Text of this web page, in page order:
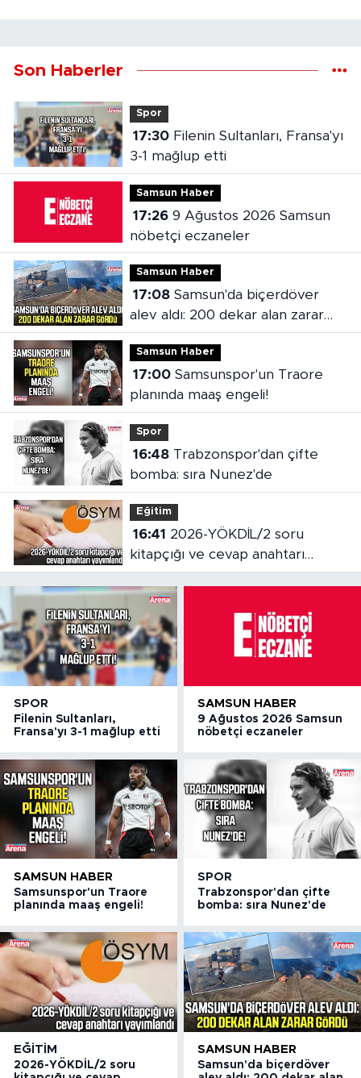
Son Haberler
Spor
17:30Filenin Sultanları, Fransa'yı
3-1 mağlup etti
Samsun Haber
17:269 Ağustos 2026 Samsun
nöbetçi eczaneler
Samsun Haber
17:08Samsun'da biçerdöver
alev aldı: 200 dekar alan zarar
gördü
Samsun Haber
17:00Samsunspor'un Traore
planında maaş engeli!
Spor
16:48Trabzonspor'dan çifte
bomba: sıra Nunez'de
Eğitim
16:41
kitapçığı ve cevap anahtarı
yayımlandı
SPOR
Filenin Sultanları,
Fransa'yı 3-1 mağlup etti
SAMSUN HABER
9 Ağustos 2026 Samsun
nöbetçi eczaneler
SAMSUN HABER
Samsunspor'un Traore
planında maaş engeli!
SPOR
Trabzonspor'dan çifte
bomba: sıra Nunez'de
EĞITIM
2026-YÖKDİL/2 soru
SAMSUN HABER
Samsun'da biçerdöver